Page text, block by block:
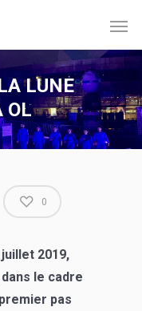
LUNE
OL
0
2019,
le cadre
pas